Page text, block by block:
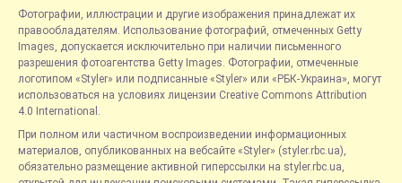
Фотографии, иллюстрации и другие изображения принадлежат их
правообладателям. Использование фотографий, отмеченных Getty
Images, допускается исключительно при наличии письменного
разрешения фотоагентства Getty Images. Фотографии, отмеченные
логотипом «Styler» или подписанные «Styler» или «РБК-Украина», могут
использоваться на условиях лицензии Creative Commons Attribution
4.0 International.
При полном или частичном воспроизведении информационных
материалов, опубликованных на вебсайте «Styler» (styler.rbc.ua),
обязательно размещение активной гиперссылки на styler.rbc.ua,